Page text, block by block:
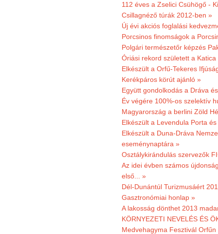
112 éves a Zselici Csühögő -
Csillagnéző túrák 2012-ben »
Új évi akciós foglalási
Porcsinos finomságok a
Polgári természetőr képzés
Óriási rekord született a Katica
Elkészült a Orfű-Tekeres
Kerékpáros körút ajánló »
Együtt gondolkodás a Dráva
Év végére 100%-os szelektív
Magyarország a berlini Zöld
Elkészült a Levendula Porta
Elkészült a Duna-Dráva
eseménynaptára »
Osztálykirándulás szervezők
Az idei évben számos
első... »
Dél-Dunántúl Turizmusáért
Gasztronómiai honlap »
A lakosság dönthet 2013
KÖRNYEZETI NEVELÉS ÉS
Medvehagyma Fesztivál